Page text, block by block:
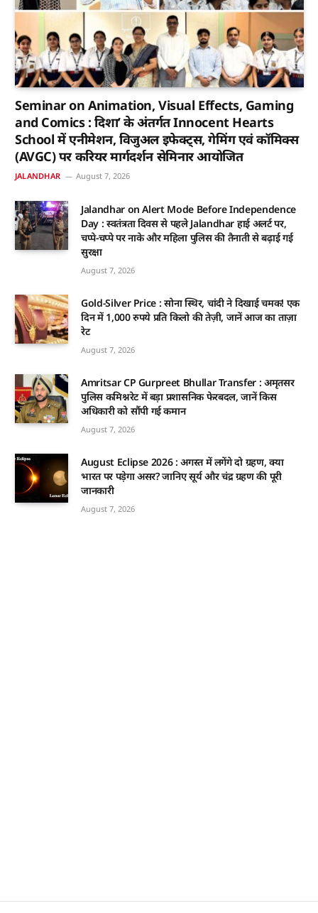
Seminar on Animation, Visual Effects, Gaming
and Comics : दिशा’ के अंतर्गत Innocent Hearts
School में एनीमेशन, विजुअल इफेक्ट्स, गेमिंग एवं कॉमिक्स
(AVGC) पर करियर मार्गदर्शन सेमिनार आयोजित
JALANDHAR August 7, 2026
Jalandhar on Alert Mode Before Independence
Day : स्वतंत्रता दिवस से पहले Jalandhar हाई अलर्ट पर,
चप्पे-चप्पे पर नाके और महिला पुलिस की तैनाती से बढ़ाई गई
सुरक्षा
August 7, 2026
Gold-Silver Price : सोना स्थिर, चांदी ने दिखाई चमक! एक
दिन में 1,000 रुपये प्रति किलो की तेज़ी, जानें आज का ताज़ा
रेट
August 7, 2026
Amritsar CP Gurpreet Bhullar Transfer : अमृतसर
पुलिस कमिश्नरेट में बड़ा प्रशासनिक फेरबदल, जानें किस
अधिकारी को सौंपी गई कमान
August 7, 2026
August Eclipse 2026 : अगस्त में लगेंगे दो ग्रहण, क्या
भारत पर पड़ेगा असर? जानिए सूर्य और चंद्र ग्रहण की पूरी
जानकारी
August 7, 2026